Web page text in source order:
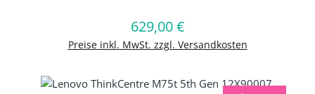
Batterie 46,0 Wh |Windows 11 Professional 64-
Regulärer Preis:
629,00 €
Preise inkl. MwSt. zzgl. Versandkosten
In den Warenkorb